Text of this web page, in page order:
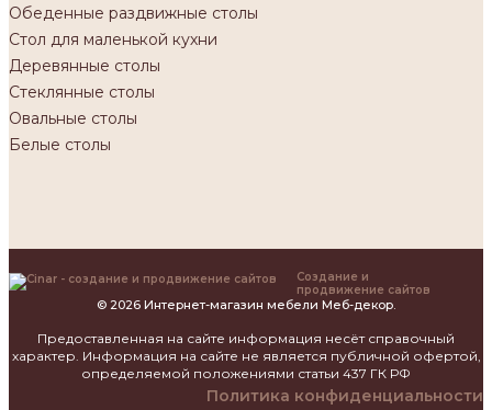
Обеденные раздвижные столы
Стол для маленькой кухни
Деревянные столы
Стеклянные столы
Овальные столы
Белые столы
Создание и
продвижение сайтов
© 2026 Интернет-магазин мебели Меб-декор.
Предоставленная на сайте информация несёт справочный
характер. Информация на сайте не является публичной офертой,
определяемой положениями статьи 437 ГК РФ
Политика конфиденциальности